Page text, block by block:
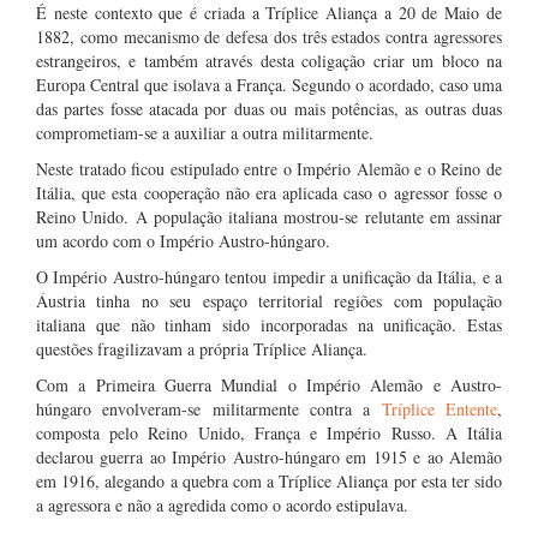
É neste contexto que é criada a Tríplice Aliança a 20 de Maio de
1882, como mecanismo de defesa dos três estados contra agressores
estrangeiros, e também através desta coligação criar um bloco na
Europa Central que isolava a França. Segundo o acordado, caso uma
das partes fosse atacada por duas ou mais potências, as outras duas
comprometiam-se a auxiliar a outra militarmente.
Neste tratado ficou estipulado entre o Império Alemão e o Reino de
Itália, que esta cooperação não era aplicada caso o agressor fosse o
Reino Unido. A população italiana mostrou-se relutante em assinar
um acordo com o Império Austro-húngaro.
O Império Austro-húngaro tentou impedir a unificação da Itália, e a
Áustria tinha no seu espaço territorial regiões com população
italiana que não tinham sido incorporadas na unificação. Estas
questões fragilizavam a própria Tríplice Aliança.
Com a Primeira Guerra Mundial o Império Alemão e Austro-
húngaro envolveram-se militarmente contra a Tríplice Entente,
composta pelo Reino Unido, França e Império Russo. A Itália
declarou guerra ao Império Austro-húngaro em 1915 e ao Alemão
em 1916, alegando a quebra com a Tríplice Aliança por esta ter sido
a agressora e não a agredida como o acordo estipulava.